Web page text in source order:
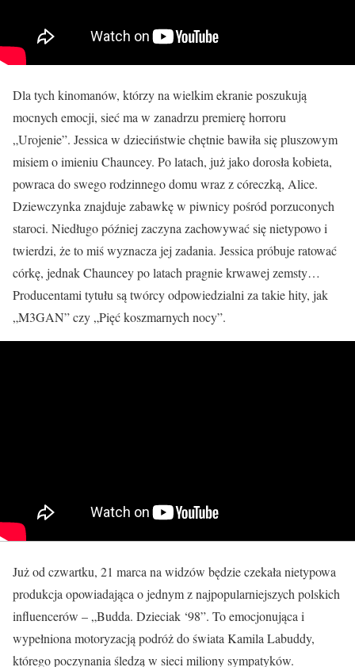
Dla tych kinomanów, którzy na wielkim ekranie poszukują
mocnych emocji, sieć ma w zanadrzu premierę horroru
„Urojenie”. Jessica w dzieciństwie chętnie bawiła się pluszowym
misiem o imieniu Chauncey. Po latach, już jako dorosła kobieta,
powraca do swego rodzinnego domu wraz z córeczką, Alice.
Dziewczynka znajduje zabawkę w piwnicy pośród porzuconych
staroci. Niedługo później zaczyna zachowywać się nietypowo i
twierdzi, że to miś wyznacza jej zadania. Jessica próbuje ratować
córkę, jednak Chauncey po latach pragnie krwawej zemsty…
Producentami tytułu są twórcy odpowiedzialni za takie hity, jak
„M3GAN” czy „Pięć koszmarnych nocy”.
Już od czwartku, 21 marca na widzów będzie czekała nietypowa
produkcja opowiadająca o jednym z najpopularniejszych polskich
influencerów – „Budda. Dzieciak ‘98”. To emocjonująca i
wypełniona motoryzacją podróż do świata Kamila Labuddy,
którego poczynania śledzą w sieci miliony sympatyków.